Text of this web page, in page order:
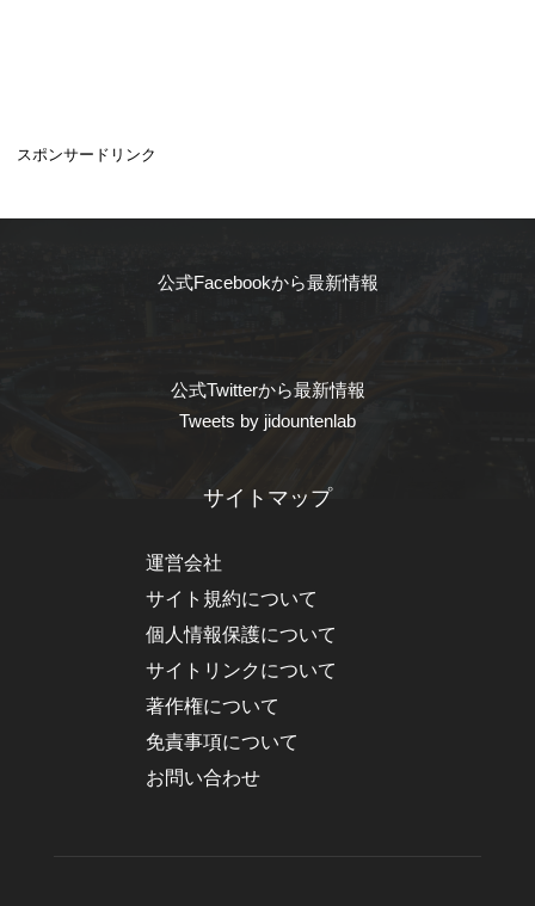
スポンサードリンク
公式Facebookから最新情報
公式Twitterから最新情報
Tweets by jidountenlab
サイトマップ
運営会社
サイト規約について
個人情報保護について
サイトリンクについて
著作権について
免責事項について
お問い合わせ